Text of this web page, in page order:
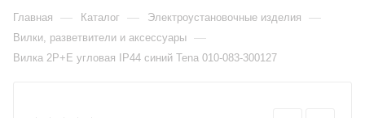
Главная — Каталог — Электроустановочные изделия —
Вилки, разветвители и аксессуары —
Вилка 2Р+Е угловая IP44 синий Tena 010-083-300127